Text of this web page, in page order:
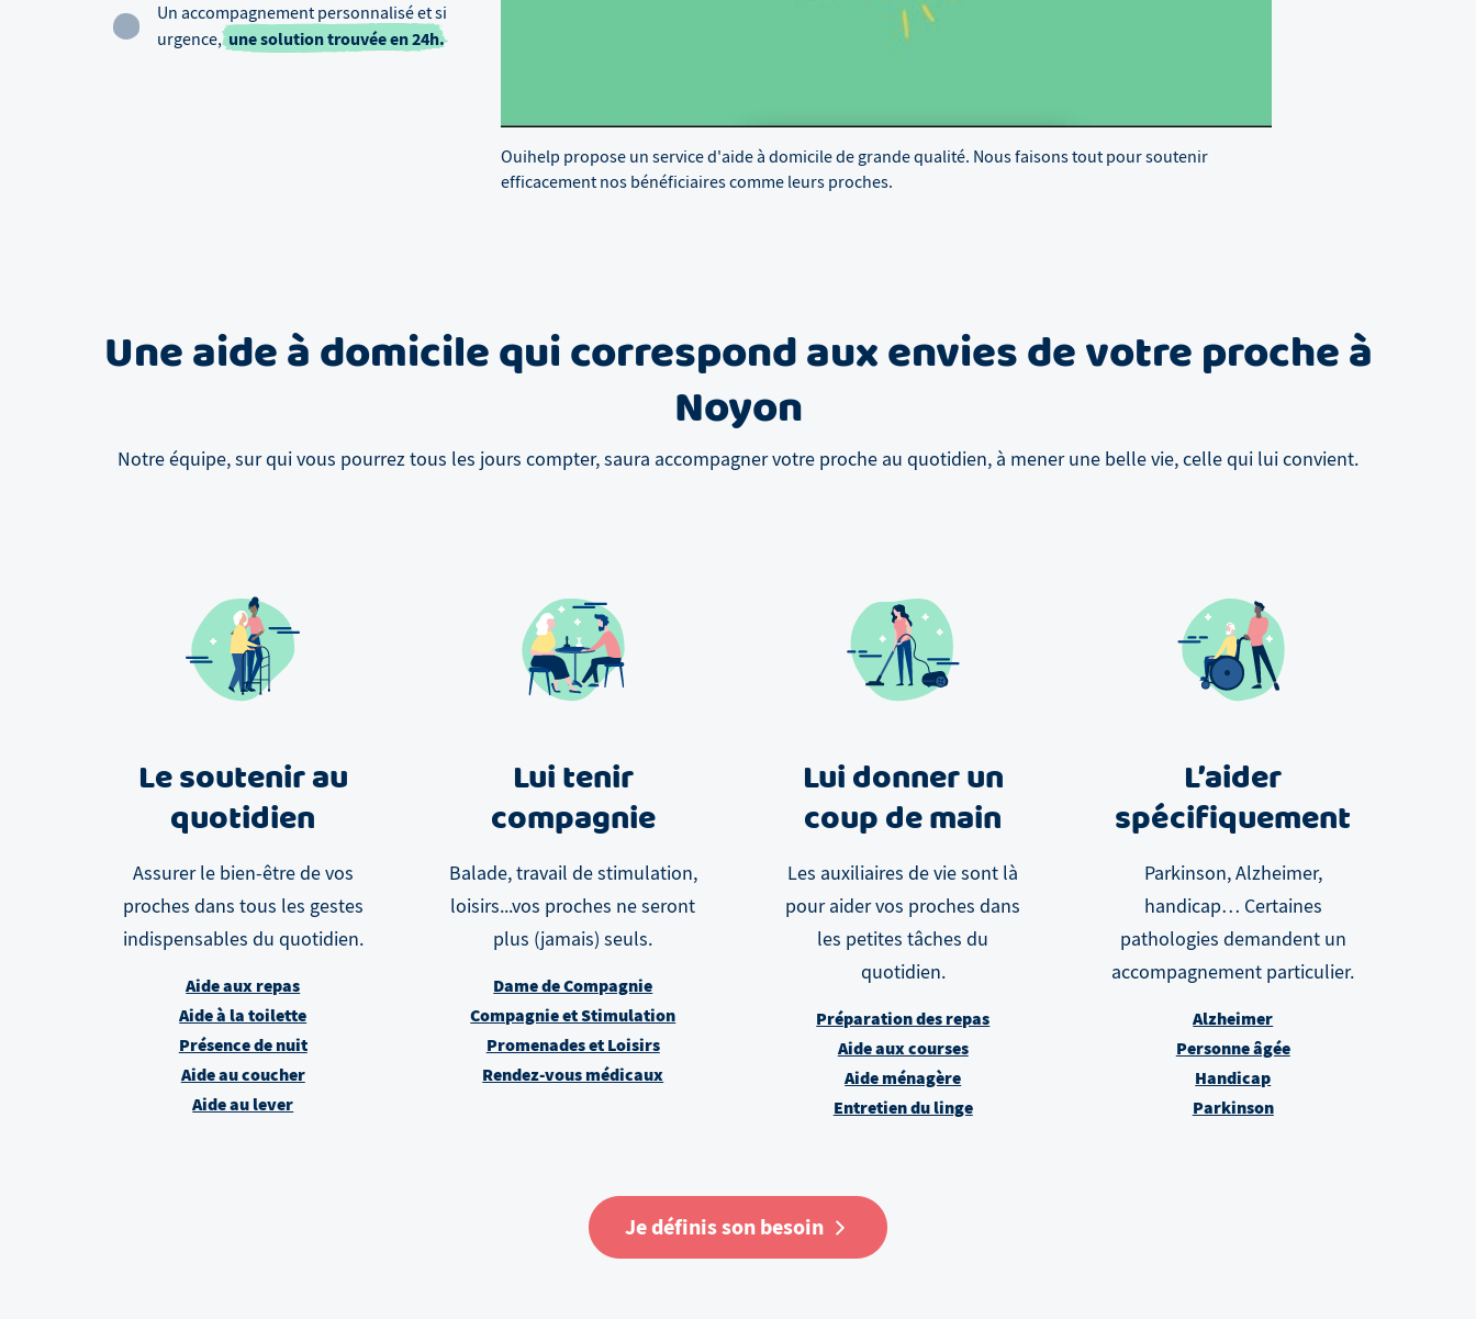
Un accompagnement personnalisé et si
urgence, une solution trouvée en 24h.
Ouihelp propose un service d'aide à domicile de grande qualité. Nous faisons tout pour soutenir
efficacement nos bénéficiaires comme leurs proches.
Une aide à domicile qui correspond aux envies de votre proche à
Noyon
Notre équipe, sur qui vous pourrez tous les jours compter, saura accompagner votre proche au quotidien, à mener une belle vie, celle qui lui convient.
Le soutenir au
quotidien
Assurer le bien-être de vos
proches dans tous les gestes
indispensables du quotidien.
Aide aux repas
Aide à la toilette
Présence de nuit
Aide au coucher
Aide au lever
Lui tenir
compagnie
Balade, travail de stimulation,
loisirs...vos proches ne seront
plus (jamais) seuls.
Dame de Compagnie
Compagnie et Stimulation
Promenades et Loisirs
Rendez-vous médicaux
Lui donner un
coup de main
Les auxiliaires de vie sont là
pour aider vos proches dans
les petites tâches du
quotidien.
Préparation des repas
Aide aux courses
Aide ménagère
Entretien du linge
L’aider
spécifiquement
Parkinson, Alzheimer,
handicap… Certaines
pathologies demandent un
accompagnement particulier.
Alzheimer
Personne âgée
Handicap
Parkinson
Je définis son besoin